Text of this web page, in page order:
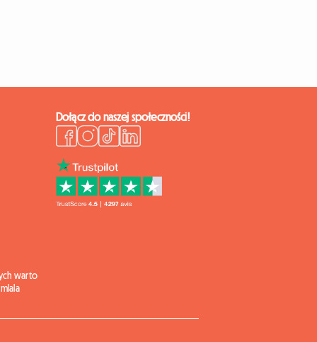
warto
Dołącz do naszej społeczności!